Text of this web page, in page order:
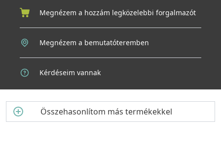
Megnézem a hozzám legközelebbi forgalmazót
Megnézem a bemutatóteremben
Kérdéseim vannak
Összehasonlítom más termékekkel